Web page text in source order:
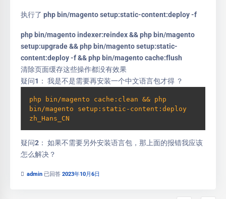
执行了 php bin/magento setup:static-content:deploy -f
php bin/magento indexer:reindex && php bin/magento
setup:upgrade && php bin/magento setup:static-
content:deploy -f && php bin/magento cache:flush
清除页面缓存这些操作都没有效果
疑问1： 我是不是需要再安装一个中文语言包才得 ？
php bin/magento cache:clean && php
bin/magento setup:static-content:deploy
zh_Hans_CN
疑问2： 如果不需要另外安装语言包，那上面的报错我应该
怎么解决？
admin 已回答 2023年10月6日